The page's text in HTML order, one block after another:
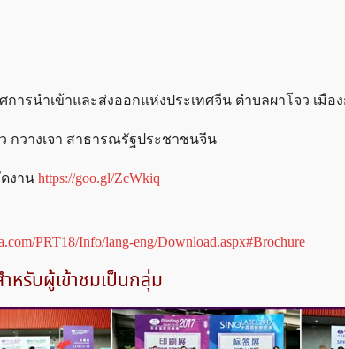
การนำเข้าและส่งออกแห่งประเทศจีน ตำบลผาโจว เมื
ว กวางเจา สาธารณรัฐประชาชนจีน
งาน https://goo.gl/ZcWkiq
PRT18/Info/lang-eng/Download.aspx#Brochure
หรับผู้เข้าชมเป็นกลุ่ม